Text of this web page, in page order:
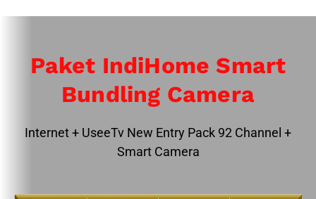
Paket IndiHome Smart
Bundling Camera
Internet + UseeTv New Entry Pack 92 Channel +
Smart Camera